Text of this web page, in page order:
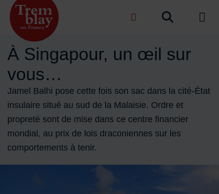
Menu de raccourcis
Accueil ville de Tremblay-en-France de
À Singapour, un œil sur
vous…
Jamel Balhi pose cette fois son sac dans la cité-État
insulaire situé au sud de la Malaisie. Ordre et
propreté sont de mise dans ce centre financier
mondial, au prix de lois draconiennes sur les
comportements à tenir.